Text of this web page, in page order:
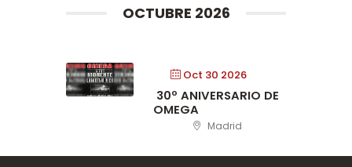
OCTUBRE 2026
Oct 30 2026
30º ANIVERSARIO DE
OMEGA
Madrid